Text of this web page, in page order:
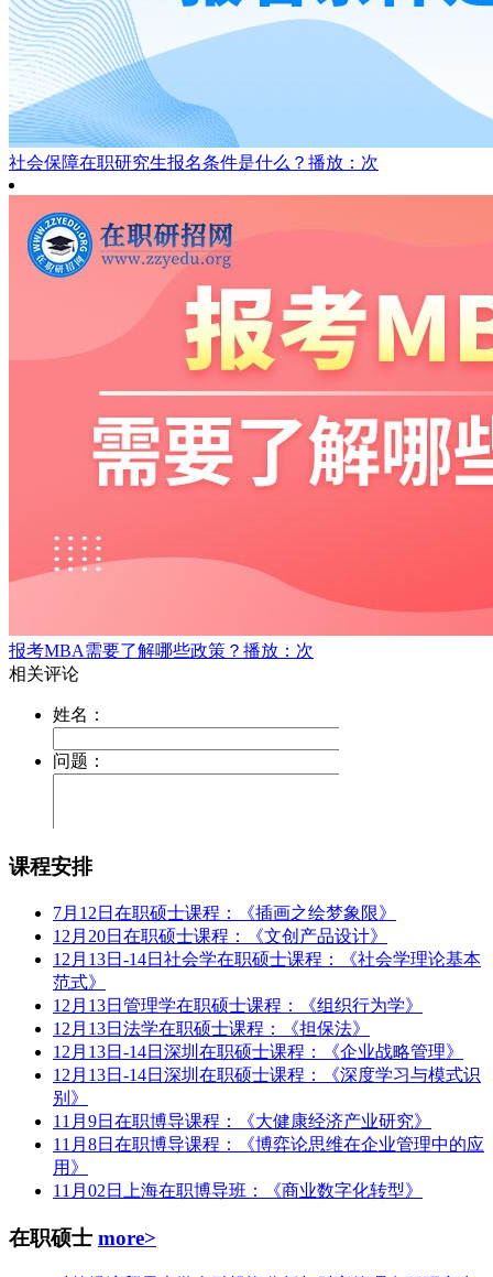
社会保障在职研究生报名条件是什么？ 播放：次
报考MBA需要了解哪些政策？ 播放：次
课程安排
7月12日在职硕士课程：《插画之绘梦象限》
12月20日在职硕士课程：《文创产品设计》
12月13日-14日社会学在职硕士课程：《社会学理论基本
范式》
12月13日管理学在职硕士课程：《组织行为学》
12月13日法学在职硕士课程：《担保法》
12月13日-14日深圳在职硕士课程：《企业战略管理》
12月13日-14日深圳在职硕士课程：《深度学习与模式识
别》
11月9日在职博导课程：《大健康经济产业研究》
11月8日在职博导课程：《博弈论思维在企业管理中的应
用》
11月02日上海在职博导班：《商业数字化转型》
在职硕士 more>